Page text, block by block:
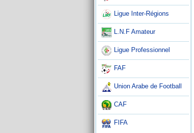
Ligue Inter-Régions
L.N.F Amateur
Ligue Professionnel
FAF
Union Arabe de Football
CAF
FIFA